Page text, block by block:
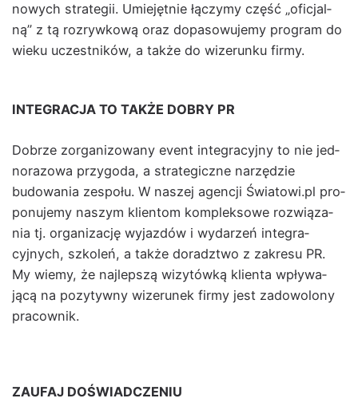
nowych strate­gii. Umiejęt­nie łączymy część „ofic­jal­
ną” z tą rozry­wkową oraz dopa­sowu­je­my pro­gram do
wieku uczest­ników, a także do wiz­erunku firmy.
INTEGRACJA TO TAKŻE DOBRY PR
Dobrze zor­ga­ni­zowany event inte­gra­cyjny to nie jed­
no­ra­zowa przy­go­da, a strate­giczne narzędzie
budowa­nia zespołu. W naszej agencji Światowi.pl pro­
ponu­je­my naszym klien­tom kom­plek­sowe rozwiąza­
nia tj. orga­ni­za­cję wyjazdów i wydarzeń inte­gra­
cyjnych, szkoleń, a także doradzt­wo z zakre­su PR.
My wiemy, że najlep­szą wiz­ytówką klien­ta wpły­wa­
jącą na pozy­ty­wny wiz­erunek firmy jest zad­owolony
pra­cown­ik.
ZAUFAJ DOŚWIADCZENIU